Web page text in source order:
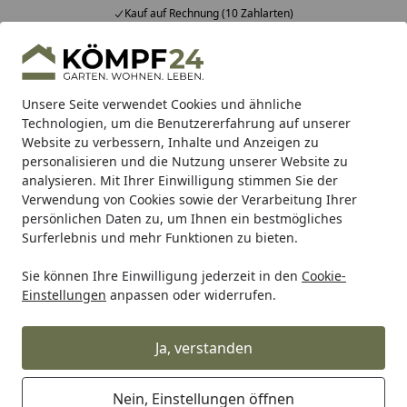
Unsere Seite verwendet Cookies und ähnliche
Technologien, um die Benutzererfahrung auf unserer
Website zu verbessern, Inhalte und Anzeigen zu
personalisieren und die Nutzung unserer Website zu
analysieren. Mit Ihrer Einwilligung stimmen Sie der
Verwendung von Cookies sowie der Verarbeitung Ihrer
persönlichen Daten zu, um Ihnen ein bestmögliches
Surferlebnis und mehr Funktionen zu bieten.
Sie können Ihre Einwilligung jederzeit in den Cookie-
Einstellungen anpassen oder widerrufen.
Ja, verstanden
Nein, Einstellungen öffnen
Kauf auf Rechnung (10 Zahlarten)
Alle Produkte
Mein Konto
Suchen
Startseite
Alles für den Garten Gartenhaus Faserplatten
Bertilo Gartenhaus HPL 2 - 6 mm